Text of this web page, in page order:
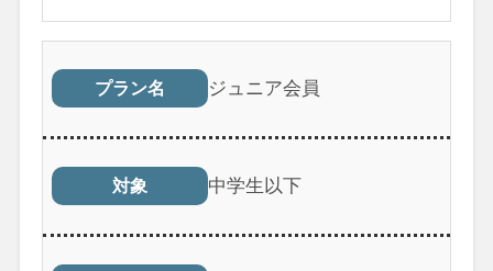
プラン名 ジュニア会員
対象 中学生以下